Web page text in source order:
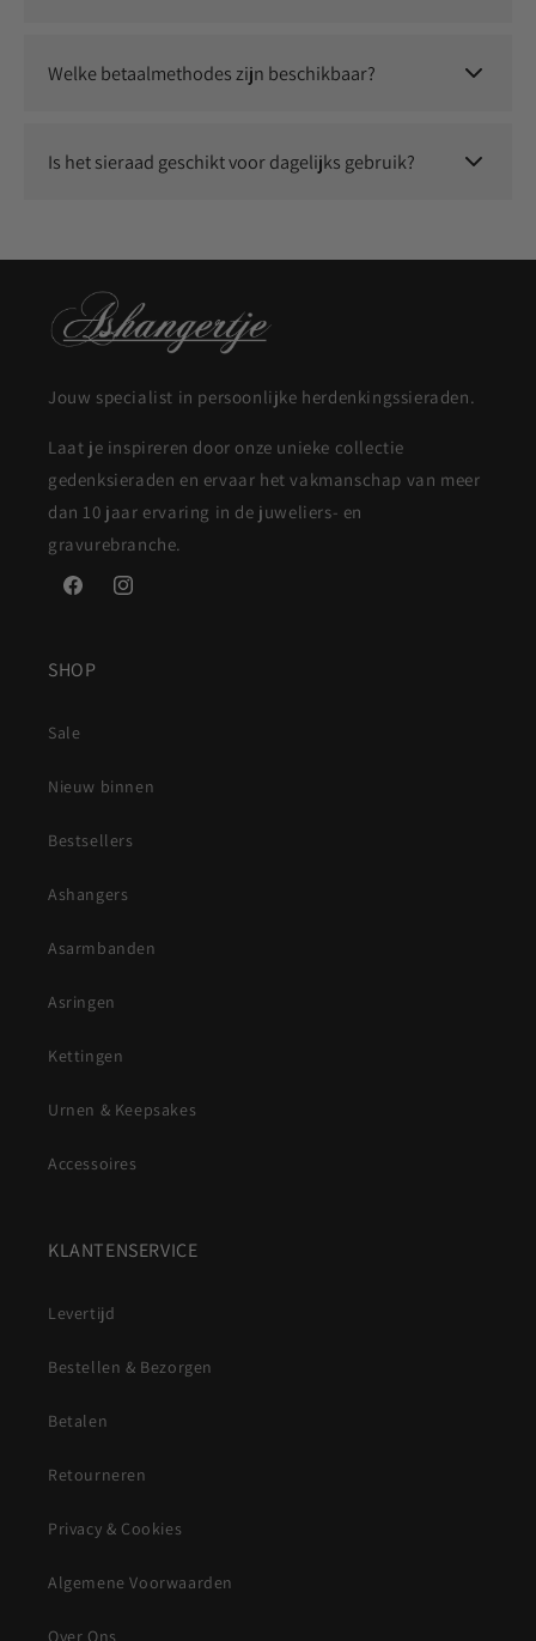
en we zoeken samen naar een passende oplossing.
Welke betaalmethodes zijn beschikbaar?
Visa, Mastercard, Apple Pay en Google Pay.
Is het sieraad geschikt voor dagelijks gebruik?
Jouw specialist in persoonlijke herdenkingssieraden.
Laat je inspireren door onze unieke collectie
gedenksieraden en ervaar het vakmanschap van meer
dan 10 jaar ervaring in de juweliers- en
gravurebranche.
FacebookInstagram
SHOP
Sale
Nieuw binnen
Bestsellers
Ashangers
Asarmbanden
Asringen
Kettingen
Urnen & Keepsakes
Accessoires
KLANTENSERVICE
Levertijd
Bestellen & Bezorgen
Betalen
Retourneren
Privacy & Cookies
Algemene Voorwaarden
Over Ons